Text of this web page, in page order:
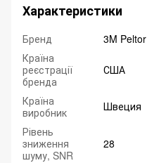
Характеристики
Бренд
3M Peltor
Країна
реєстрації
бренда
США
Країна
виробник
Швеция
Рівень
зниження
шуму, SNR
28